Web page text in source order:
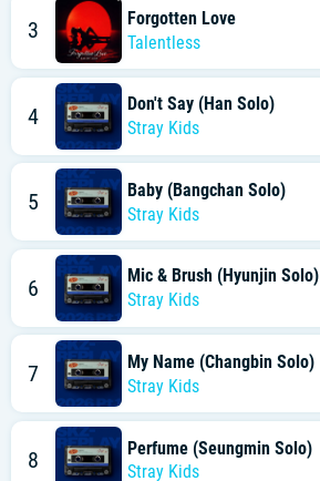
3
Forgotten Love
Talentless
4
Don't Say (Han Solo)
Stray Kids
5
Baby (Bangchan Solo)
Stray Kids
6
Mic & Brush (Hyunjin Solo)
Stray Kids
7
My Name (Changbin Solo)
Stray Kids
8
Perfume (Seungmin Solo)
Stray Kids